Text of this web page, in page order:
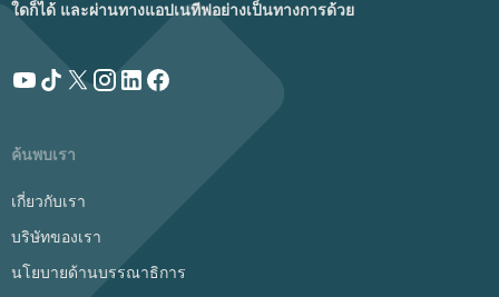
ใดก็ได้ และผ่านทางแอปเนทีฟอย่างเป็นทางการด้วย
ค้นพบเรา
เกี่ยวกับเรา
บริษัทของเรา
นโยบายด้านบรรณาธิการ